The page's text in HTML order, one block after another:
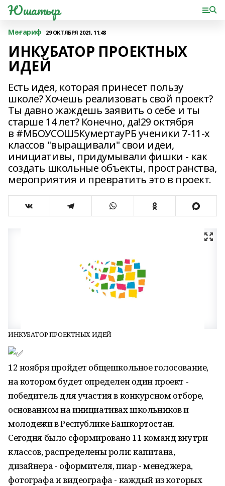
Юшатыр
Мәғариф 29 ОКТЯБРЯ 2021, 11:48
ИНКУБАТОР ПРОЕКТНЫХ
ИДЕЙ
Есть идея, которая принесет пользу
школе? Хочешь реализовать свой проект?
Ты давно жаждешь заявить о себе и ты
старше 14 лет? Конечно, да!29 октября
в #МБОУСОШ5КумертауРБ ученики 7-11-х
классов "выращивали" свои идеи,
инициативы, придумывали фишки - как
создать школьные объекты, пространства,
мероприятия и превратить это в проект.
ИНКУБАТОР ПРОЕКТНЫХ ИДЕЙ
12 ноября пройдет общешкольное голосование,
на котором будет определен один проект -
победитель для участия в конкурсном отборе,
основанном на инициативах школьников и
молодежи в Республике Башкортостан.
Сегодня было сформировано 11 команд внутри
классов, распределены роли: капитана,
дизайнера - оформителя, пиар - менеджера,
фотографа и видеографа - каждый из которых